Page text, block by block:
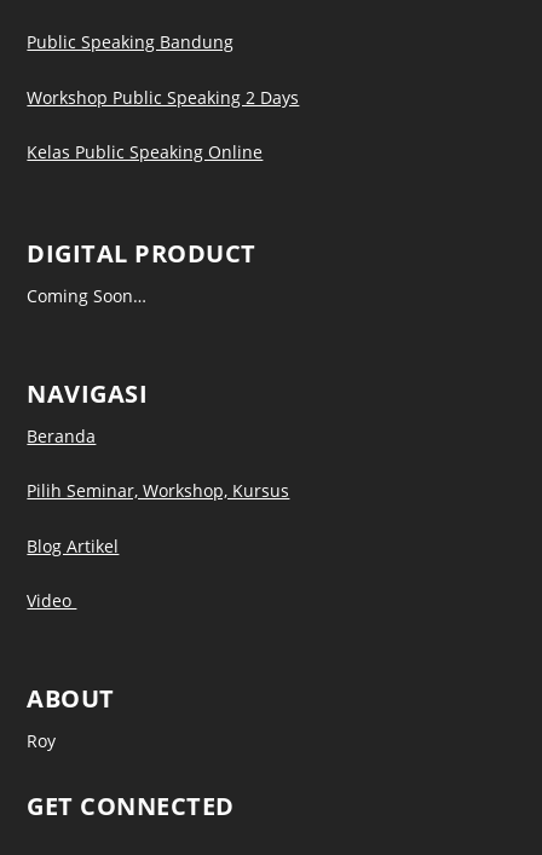
Public Speaking Bandung
Workshop Public Speaking 2 Days
Kelas Public Speaking Online
DIGITAL PRODUCT
Coming Soon…
NAVIGASI
Beranda
Pilih Seminar, Workshop, Kursus
Blog Artikel
Video
ABOUT
Roy
GET CONNECTED